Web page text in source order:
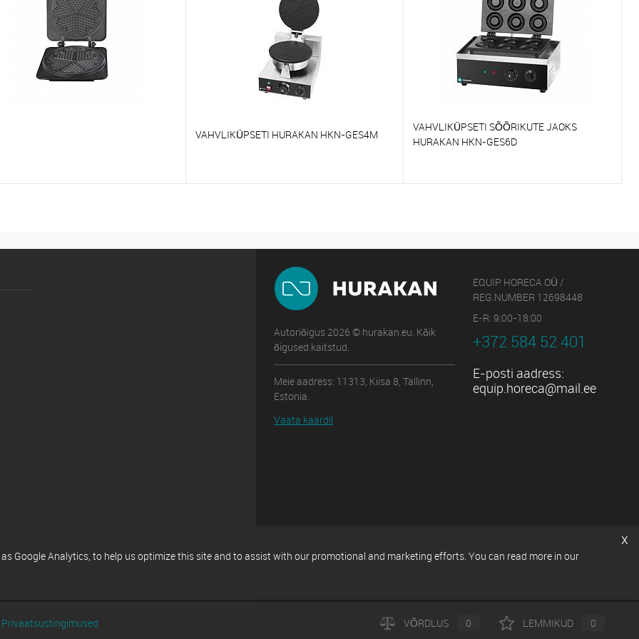
VAHVLIKÜPSETI HURAKAN HKN-GES4M
VAHVLIKÜPSETI SÕÕRIKUTE JAOKS
HURAKAN HKN-GES6D
Autoriõigus 2026 © hurakan.eu. Kõik
õigused kaitstud.
Meie aadress: 11313, Kiisa 8, Tallinn,
Estonia.
Vaata kaardil
EQUIP HORECA OÜ /
REG.NUMBER 12698448
E-R: 9:00-18:00
+372 584 52 401
E-posti aadress:
equip.horeca@mail.ee
Privaatsustingimused VÕRDLUS 0 LEMMIKUD 0
x
Google Analytics, to help us optimize this site and to assist with our promotional and marketing efforts. You can read more in our